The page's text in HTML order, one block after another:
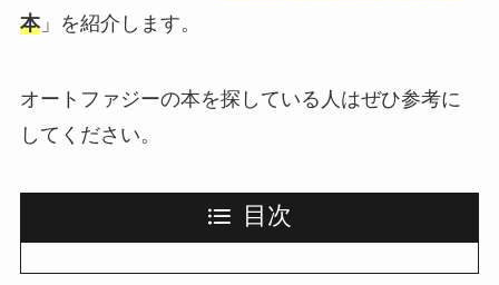
本」を紹介します。
オートファジーの本を探している人はぜひ参考に
してください。
目次